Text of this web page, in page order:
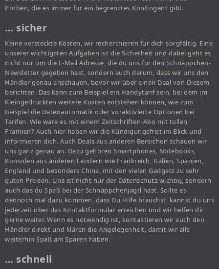
Proben, die es immer für ein begrenztes Kontingent gibt.
… sicher
Keine versteckte Kosten, wir recherchieren für dich sorgfältig. Eine
unserer wichtigsten Aufgaben ist die Sicherheit und dabei geht es
nicht nur um die E-Mail Adresse, die du uns für den Schnäppchen-
Newsletter gegeben hast, sondern auch darum, dass wir uns den
Händler genau anschauen, bevor wir über einen Deal von Diesem
berichten. Das kann zum Beispiel ein Handytarif sein, bei dem im
Kleingedruckten weitere Kosten entstehen können, wie zum
Beispiel die Datenautomatik oder voraktivierte Optionen bei
Tarifen. Wie wäre es mit einem Zeitschriften-Abo mit tollen
Prämien? Auch hier haben wir die Kündigungsfrist im Blick und
informieren dich. Auch Deals aus anderen Bereichen schauen wir
uns ganz genau an. Dazu gehören Smartphones, Notebooks,
Konsolen aus anderen Ländern wie Frankreich, Italien, Spanien,
England und besonders China, mit den vielen Gadgets zu sehr
guten Preisen. Uns ist nicht nur der Datenschutz wichtig, sondern
auch das du Spaß bei der Schnäppchenjagd hast. Sollte es
dennoch mal dazu kommen, dass Du Hilfe brauchst, kannst du uns
jederzeit über das Kontaktformular erreichen und wir helfen dir
gerne weiter. Wenn es notwendig ist, kontaktieren wir auch den
Händler direkt und klären die Angelegenheit, damit wir alle
weiterhin Spaß am Sparen haben.
… schnell